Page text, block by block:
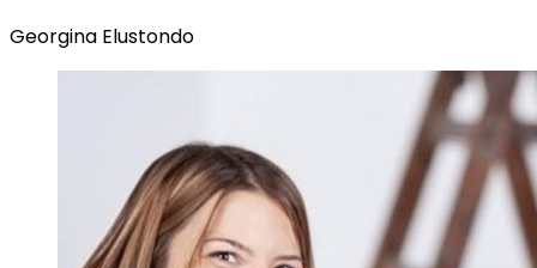
Georgina Elustondo